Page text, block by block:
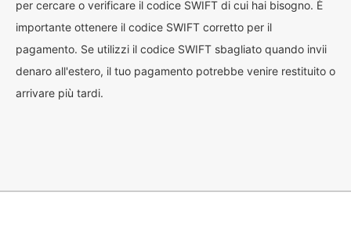
per cercare o verificare il codice SWIFT di cui hai bisogno. È
importante ottenere il codice SWIFT corretto per il
pagamento. Se utilizzi il codice SWIFT sbagliato quando invii
denaro all'estero, il tuo pagamento potrebbe venire restituito o
arrivare più tardi.